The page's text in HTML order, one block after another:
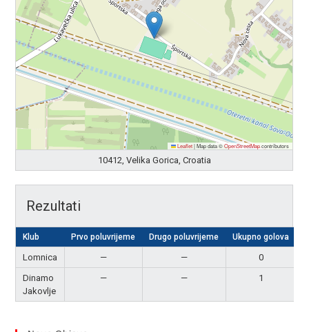
Leaflet |Map data ©OpenStreetMapcontributors
10412, Velika Gorica, Croatia
Rezultati
Klub Prvo poluvrijeme Drugo poluvrijeme Ukupno golova
Lomnica — — 0
Dinamo
Jakovlje
— — 1